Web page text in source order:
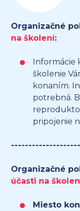
Organizačné
na školení:
Informácie
školenie
konaním.
potrebná.
pripojenie
Organizačné
účasti na
Miesto